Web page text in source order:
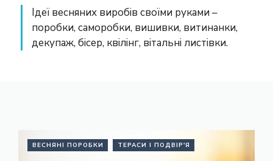
Ідеї весняних виробів своїми руками –
поробки, саморобки, вишивки, витинанки,
декупаж, бісер, квілінг, вітальні листівки.
ВЕСНЯНІ ПОРОБКИ ТЕРАСИ І ПОДВІР'Я